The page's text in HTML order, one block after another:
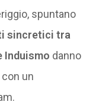
spuntano
sincretici tra
Induismo danno
un